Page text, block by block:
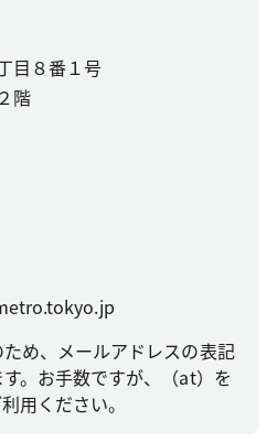
目８番１号
階
め、メールアドレスの表記
。お手数ですが、（at）を
用ください。